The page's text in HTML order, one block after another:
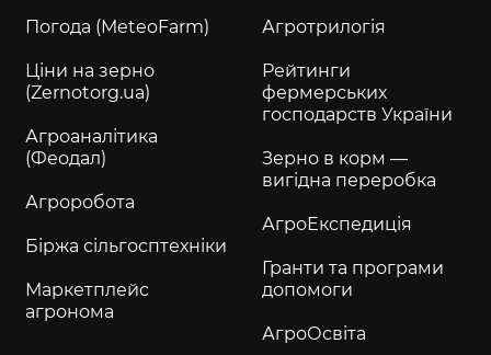
Погода (MeteoFarm)
Ціни на зерно
(Zernotorg.ua)
Агроаналітика
(Феодал)
Агроробота
Біржа сільгосптехніки
Маркетплейс
агронома
Агротрилогія
Рейтинги
фермерських
господарств України
Зерно в корм —
вигідна переробка
АгроЕкспедиція
Гранти та програми
допомоги
АгроОсвіта